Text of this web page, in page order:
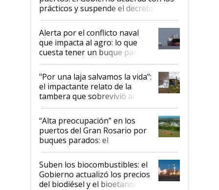
prácticos y suspende el decreto de
desregulación
Alerta por el conflicto naval
que impacta al agro: lo que
cuesta tener un buque parado
y el peligro de que Argentina
pase a ser "país sucio"
"Por una laja salvamos la vida":
el impactante relato de la
tambera que sobrevivió al
tornado
“Alta preocupación” en los
puertos del Gran Rosario por
buques parados: el
funcionamiento de las
exportadoras en tensión tras
la medida de fuerza de los
prácticos
Suben los biocombustibles: el
Gobierno actualizó los precios
del biodiésel y el bioetanol